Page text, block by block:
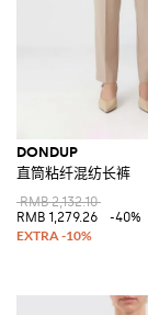
DONDUP
直筒粘纤混纺长裤
RMB 2,132.10
RMB 1,279.26
-40%